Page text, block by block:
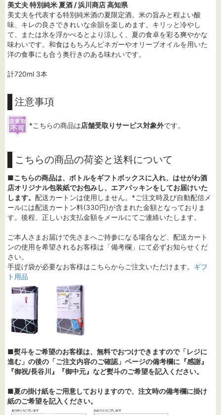
美丈夫 特別純米 夏酒 / 浜川商店 高知県
美丈夫を代表する特別純米酒の夏限定酒。米の旨みと程よい酸
味、キレの良さできれいな余韻を楽しめます。キリッと冷やし
て、または氷を浮かべるとより涼しく、夏の食卓を彩る爽やかな
味わいです。和食はもちろんビネガーやオリーブオイルを用いた
洋の食事にも合う奥行きのある味わいです。
計720ml 3本
注意事項
*こちらの商品は店舗受取りサービス対象外です。
こちらの商品の荷姿と送料について
■こちらの商品は、ボトルをギフトボックスに入れ、はせがわ酒
店オリジナル包装紙でお包みし、エアパッキンをしてお届けいた
します。 配送カートンは使用しません。*ご注文時及び自動配信メ
ールには配送カートン料(330円)が含まれた金額となっておりま
す。後程、正しいお支払金額をメールにてご連絡いたします。
ご本人さまお届けで先さまへご持参になる場合など、配送カート
ンの使用を希望されるお客様は「備考欄」にて必ずお知らせくだ
さい。
手提げ袋が必要なお客様はこちらからご注文いただけます。 ギフ
ト用品
■熨斗をご希望のお客様は、無料でおつけできますので「レジに
進む」の後の「ご注文内容のご確認」ページの備考欄に『感謝』
『御祝/長谷川』『御中元』など熨斗のご希望を記入ください。
■夏の掛け紙をご用意しておりますので、注文時の備考欄に掛け
紙のご希望を記入ください。